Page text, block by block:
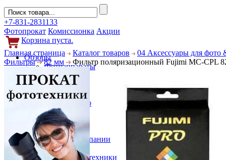
+7-831-2831133
Фотопрокат Комиссионка Акции
Корзина пуста.
Обзоры
Фотоаппараты
Объективы
Фильтры
Новости
Фото и видео
Гаджеты
Аксессуары
Слухи
Новости компании
Услуги
Прокат фототехники
Главная страница Каталог товаров
04 Аксессуары для фото
Фильтры
82 мм Фильтр поляризационный Fujimi MC-CPL